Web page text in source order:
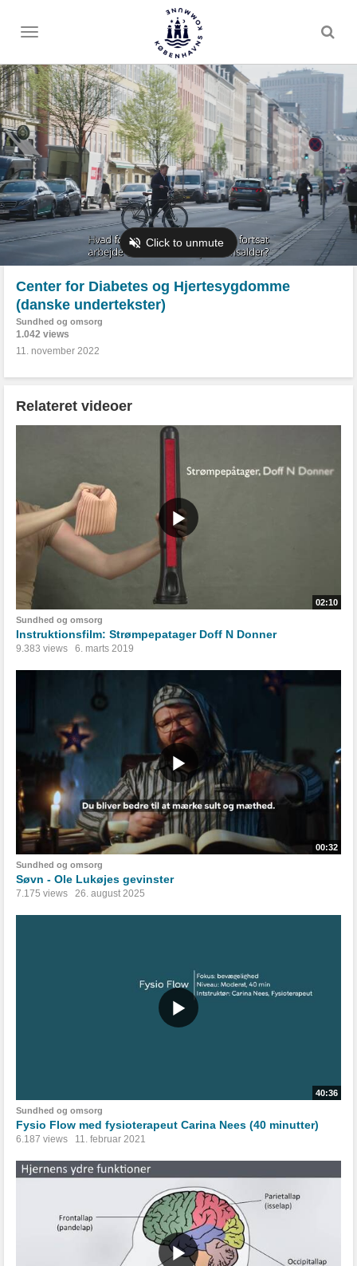
Toggle
Center for Diabetes og Hjertesygdomme
(danske undertekster)
Sundhed og omsorg
1.042 views
11. november 2022
Relateret videoer
02:10
Sundhed og omsorg
Instruktionsfilm: Strømpepatager Doff N Donner
9.383 views 6. marts 2019
00:32
Sundhed og omsorg
Søvn - Ole Lukøjes gevinster
7.175 views 26. august 2025
40:36
Sundhed og omsorg
Fysio Flow med fysioterapeut Carina Nees (40 minutter)
6.187 views 11. februar 2021